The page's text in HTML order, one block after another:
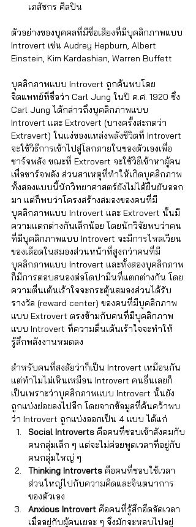
เภสัชกร ศิลปิน
ตัวอย่างของบุคคลที่มีชื่อเสียงที่มีบุคลิกภาพแบบ
Introvert เช่น Audrey Hepburn, Albert
Einstein, Kim Kardashian, Warren Buffett
บุคลิกภาพแบบ Introvert ถูกค้นพบโดย
จิตแพทย์ที่ชื่อว่า Carl Jung ในปี ค.ศ. 1920 ซึ่ง
Carl Jung ได้กล่าวถึงบุคลิกภาพแบบ
Introvert และ Extrovert (บางครั้งสะกดว่า
Extravert) ในแง่ของแหล่งพลังชีวิตที่ Introvert
จะใช้วิธีการเข้าไปสู่โลกภายในของตัวเองเพื่อ
ชาร์จพลัง ขณะที่ Extrovert จะใช้วิธีเข้าหาผู้คน
เพื่อชาร์จพลัง ส่วนสาเหตุที่ทำให้เกิดบุคลิกภาพ
ทั้งสองแบบนี้นักวิทยาศาสตร์ยังไม่ได้ยืนยันออก
มา แต่ก็พบว่าโครงสร้างสมองของคนที่มี
บุคลิกภาพแบบ Introvert และ Extrovert นั้นมี
ความแตกต่างกันเล็กน้อย โดยนักวิจัยพบว่าคน
ที่มีบุคลิกภาพแบบ Introvert จะมีการไหลเวียน
ของเลือดในสมองส่วนหน้าที่สูงกว่าคนที่มี
บุคลิกภาพแบบ Introvert และทั้งสองบุคลิกภาพ
ก็มีการตอบสนองต่อโดปามีนที่แตกต่างกัน โดย
ความตื่นเต้นเร้าใจจะกระตุ้นสมองส่วนได้รับ
รางวัล (reward center) ของคนที่มีบุคลิกภาพ
แบบ Extrovert ตรงข้ามกับคนที่มีบุคลิกภาพ
แบบ Introvert ที่ความตื่นเต้นเร้าใจจะทำให้
รู้สึกพลังงานหมดลง
สำหรับคนที่สงสัยว่าก็เป็น Introvert เหมือนกัน
แต่ทำไมไม่เห็นเหมือน Introvert คนอื่นเลยก็
เป็นเพราะว่าบุคลิกภาพแบบ Introvert นั้นยัง
ถูกแบ่งย่อยลงไปอีก โดยจากข้อมูลที่ค้นคว้าพบ
ว่า Introvert ถูกแบ่งออกเป็น 4 แบบ ได้แก่
Social Introverts คือคนที่ชอบเข้าสังคมกับ
คนกลุ่มเล็ก ๆ แต่จะไม่ค่อยพูดเวลาที่อยู่กับ
คนกลุ่มใหญ่ ๆ
Thinking Introverts คือคนที่ชอบใช้เวลา
ส่วนใหญ่ไปกับความคิดและจินตนาการ
ของตัวเอง
Anxious Introvert คือคนที่รู้สึกอึดอัดเวลา
เมื่ออยู่กับผู้คนเยอะ ๆ จึงมักจะหลบไปอยู่